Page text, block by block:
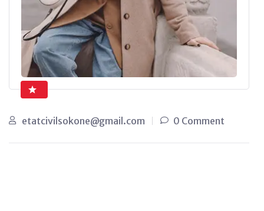
etatcivilsokone@gmail.com 0 Comment